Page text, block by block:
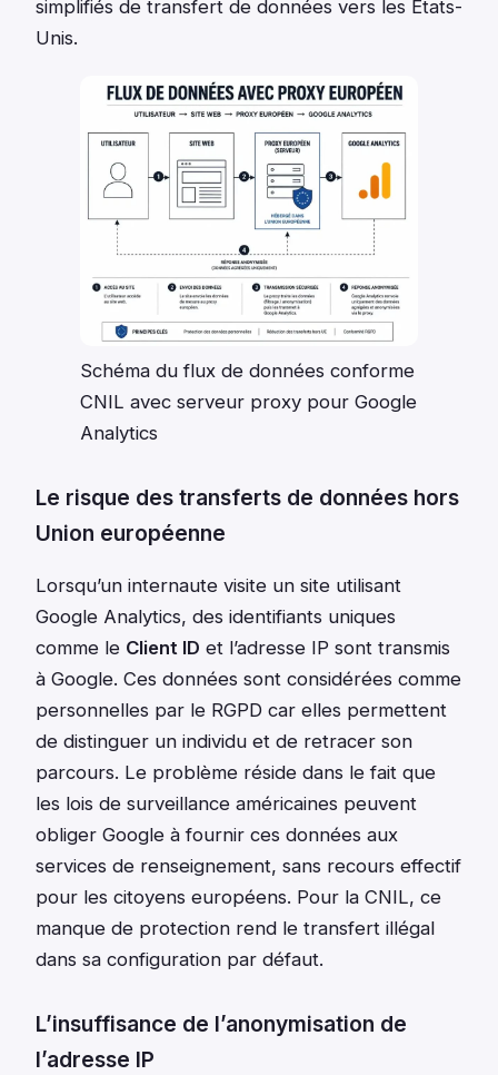
simplifiés de transfert de données vers les États-
Unis.
Schéma du flux de données conforme
CNIL avec serveur proxy pour Google
Analytics
Le risque des transferts de données hors
Union européenne
Lorsqu’un internaute visite un site utilisant
Google Analytics, des identifiants uniques
comme le Client ID et l’adresse IP sont transmis
à Google. Ces données sont considérées comme
personnelles par le RGPD car elles permettent
de distinguer un individu et de retracer son
parcours. Le problème réside dans le fait que
les lois de surveillance américaines peuvent
obliger Google à fournir ces données aux
services de renseignement, sans recours effectif
pour les citoyens européens. Pour la CNIL, ce
manque de protection rend le transfert illégal
dans sa configuration par défaut.
L’insuffisance de l’anonymisation de
l’adresse IP